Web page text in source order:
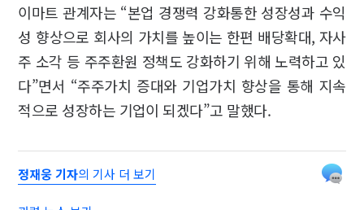
이마트 관계자는 “본업 경쟁력 강화통한 성장성과 수익
성 향상으로 회사의 가치를 높이는 한편 배당확대, 자사
주 소각 등 주주환원 정책도 강화하기 위해 노력하고 있
다”면서 “주주가치 증대와 기업가치 향상을 통해 지속
적으로 성장하는 기업이 되겠다”고 말했다.
정재웅 기자의 기사 더 보기